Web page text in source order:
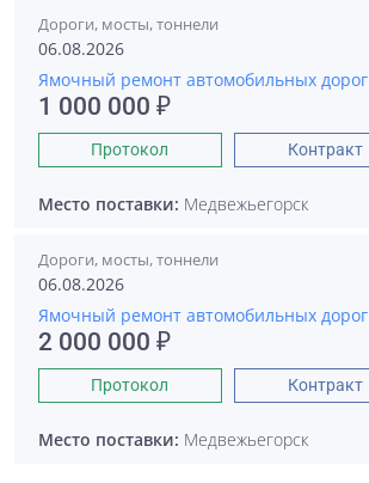
Дороги, мосты, тоннели
06.08.2026
Ямочный ремонт автомобильных дорог
1 000 000 ₽
Протокол Контракт
Место поставки: Медвежьегорск
Дороги, мосты, тоннели
06.08.2026
Ямочный ремонт автомобильных дорог
2 000 000 ₽
Протокол Контракт
Место поставки: Медвежьегорск